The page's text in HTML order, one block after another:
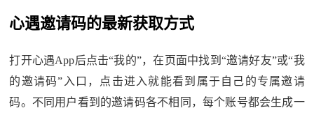
心遇邀请码的最新获取方式
打开心遇App后点击“我的”，在页面中找到“邀请好友”或“我
的邀请码”入口，点击进入就能看到属于自己的专属邀请
码。不同用户看到的邀请码各不相同，每个账号都会生成一